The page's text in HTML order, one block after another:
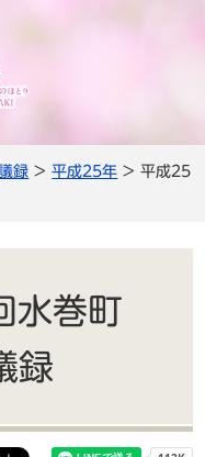
録 >平成25年 > 平成25
水巻町
録